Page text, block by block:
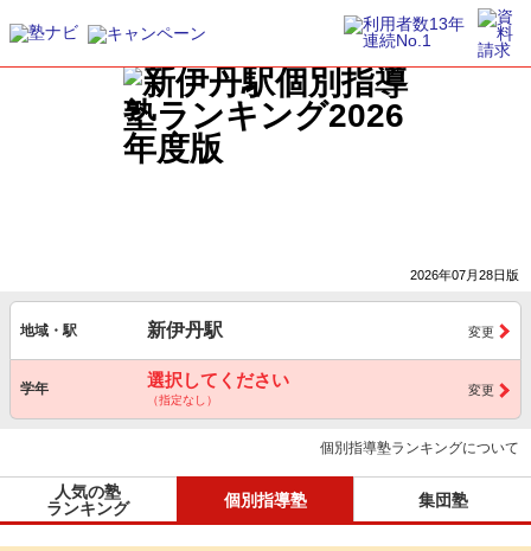
2026年07月28日版
地域・駅 新伊丹駅 変更
学年 選択してください
（指定なし）
変更
個別指導塾ランキングについて
人気の塾
ランキング
個別指導塾 集団塾